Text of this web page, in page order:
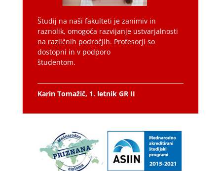
Študij na naši fakulteti je zanimiv in
raznolik, omogoča razvijanje ustvarjalnosti
na različnih področjih. Profesorji so
dostopni in v podporo
študentom.
Karin Tomažič, 1. letnik GR II